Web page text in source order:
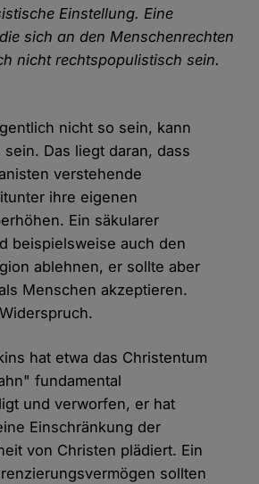
Einstellung. Eine
sich an den Menschenrechten
nicht rechtspopulistisch sein.
nicht so sein, kann
Das liegt daran, dass
verstehende
ihre eigenen
Ein säkularer
beispielsweise auch den
ablehnen, er sollte aber
Menschen akzeptieren.
hat etwa das Christentum
fundamental
und verworfen, er hat
Einschränkung der
von Christen plädiert. Ein
sollten